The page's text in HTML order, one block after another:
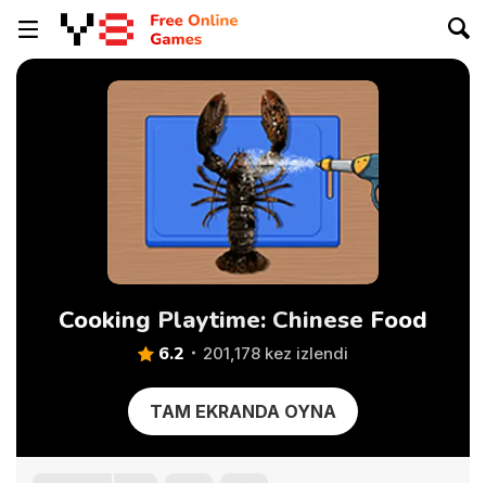
Cooking Playtime: Chinese Food
6.2 201,178 kez izlendi
TAM EKRANDA OYNA